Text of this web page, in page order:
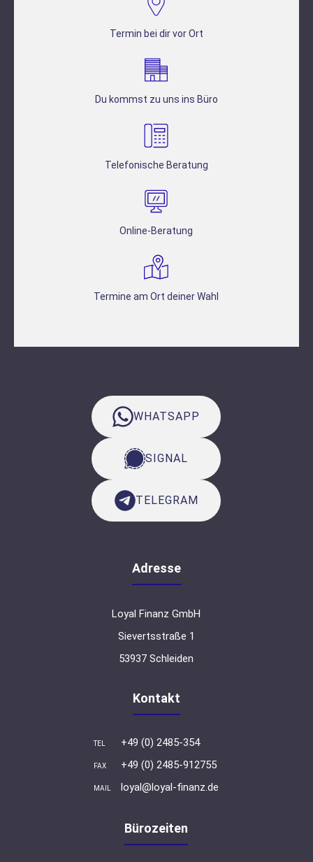
Termin bei dir vor Ort
Du kommst zu uns ins Büro
Telefonische Beratung
Online-Beratung
Termine am Ort deiner Wahl
WHATSAPP
SIGNAL
TELEGRAM
Adresse
Loyal Finanz GmbH
Sievertsstraße 1
53937 Schleiden
Kontakt
TEL +49 (0) 2485-354
FAX +49 (0) 2485-912755
MAIL loyal@loyal-finanz.de
Bürozeiten